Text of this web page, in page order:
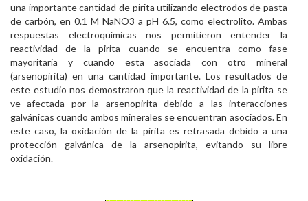
una importante cantidad de pirita utilizando electrodos de pasta
de carbón, en 0.1 M NaNO3 a pH 6.5, como electrolito. Ambas
respuestas electroquímicas nos permitieron entender la
reactividad de la pirita cuando se encuentra como fase
mayoritaria y cuando esta asociada con otro mineral
(arsenopirita) en una cantidad importante. Los resultados de
este estudio nos demostraron que la reactividad de la pirita se
ve afectada por la arsenopirita debido a las interacciones
galvánicas cuando ambos minerales se encuentran asociados. En
este caso, la oxidación de la pirita es retrasada debido a una
protección galvánica de la arsenopirita, evitando su libre
oxidación.